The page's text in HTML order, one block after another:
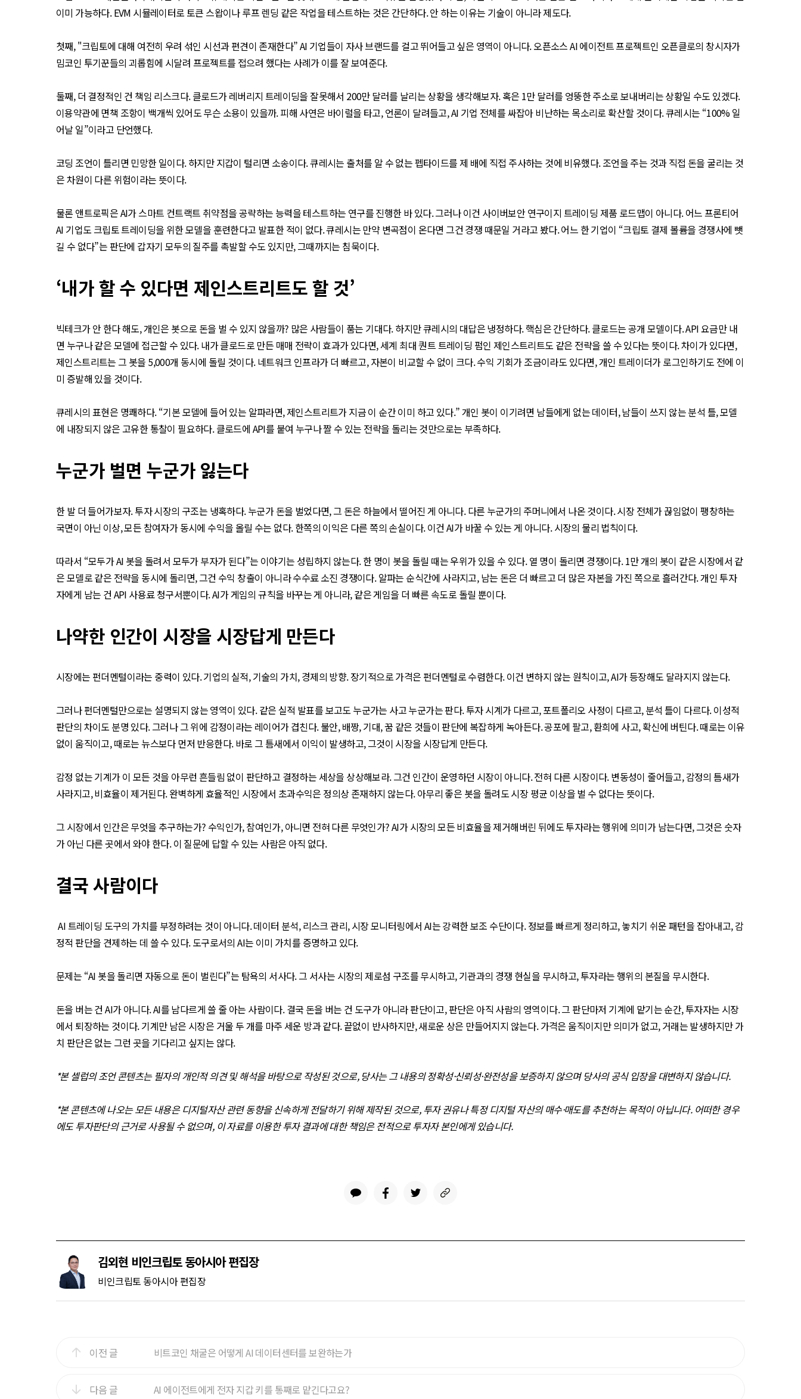
이미 가능하다. EVM 시뮬레이터로 토큰 스왑이나 루프 렌딩 같은 작업을 테스트하는 것은 간단하다. 안 하는 이유는 기술이 아니라 제도다.
첫째, "크립토에 대해 여전히 우려 섞인 시선과 편견이 존재한다” AI 기업들이 자사 브랜드를 걸고 뛰어들고 싶은 영역이 아니다. 오픈소스 AI 에이전트 프로젝트인 오픈클로의 창시자가
밈코인 투기꾼들의 괴롭힘에 시달려 프로젝트를 접으려 했다는 사례가 이를 잘 보여준다.
둘째, 더 결정적인 건 책임 리스크다. 클로드가 레버리지 트레이딩을 잘못해서 200만 달러를 날리는 상황을 생각해보자. 혹은 1만 달러를 엉뚱한 주소로 보내버리는 상황일 수도 있겠다.
이용약관에 면책 조항이 백개씩 있어도 무슨 소용이 있을까. 피해 사연은 바이럴을 타고, 언론이 달려들고, AI 기업 전체를 싸잡아 비난하는 목소리로 확산할 것이다. 큐레시는 “100% 일
어날 일”이라고 단언했다.
코딩 조언이 틀리면 민망한 일이다. 하지만 지갑이 털리면 소송이다. 큐레시는 출처를 알 수 없는 펩타이드를 제 배에 직접 주사하는 것에 비유했다. 조언을 주는 것과 직접 돈을 굴리는 것
은 차원이 다른 위험이라는 뜻이다.
물론 앤트로픽은 AI가 스마트 컨트랙트 취약점을 공략하는 능력을 테스트하는 연구를 진행한 바 있다. 그러나 이건 사이버보안 연구이지 트레이딩 제품 로드맵이 아니다. 어느 프론티어
AI 기업도 크립토 트레이딩을 위한 모델을 훈련한다고 발표한 적이 없다. 큐레시는 만약 변곡점이 온다면 그건 경쟁 때문일 거라고 봤다. 어느 한 기업이 “크립토 결제 볼륨을 경쟁사에 뺏
길 수 없다”는 판단에 갑자기 모두의 질주를 촉발할 수도 있지만, 그때까지는 침묵이다.
‘내가 할 수 있다면 제인스트리트도 할 것’
빅테크가 안 한다 해도, 개인은 봇으로 돈을 벌 수 있지 않을까? 많은 사람들이 품는 기대다. 하지만 큐레시의 대답은 냉정하다. 핵심은 간단하다. 클로드는 공개 모델이다. API 요금만 내
면 누구나 같은 모델에 접근할 수 있다. 내가 클로드로 만든 매매 전략이 효과가 있다면, 세계 최대 퀀트 트레이딩 펌인 제인스트리트도 같은 전략을 쓸 수 있다는 뜻이다. 차이가 있다면,
제인스트리트는 그 봇을 5,000개 동시에 돌릴 것이다. 네트워크 인프라가 더 빠르고, 자본이 비교할 수 없이 크다. 수익 기회가 조금이라도 있다면, 개인 트레이더가 로그인하기도 전에 이
미 증발해 있을 것이다.
큐레시의 표현은 명쾌하다. “기본 모델에 들어 있는 알파라면, 제인스트리트가 지금 이 순간 이미 하고 있다.” 개인 봇이 이기려면 남들에게 없는 데이터, 남들이 쓰지 않는 분석 틀, 모델
에 내장되지 않은 고유한 통찰이 필요하다. 클로드에 API를 붙여 누구나 짤 수 있는 전략을 돌리는 것만으로는 부족하다.
누군가 벌면 누군가 잃는다
한 발 더 들어가보자. 투자 시장의 구조는 냉혹하다. 누군가 돈을 벌었다면, 그 돈은 하늘에서 떨어진 게 아니다. 다른 누군가의 주머니에서 나온 것이다. 시장 전체가 끊임없이 팽창하는
국면이 아닌 이상, 모든 참여자가 동시에 수익을 올릴 수는 없다. 한쪽의 이익은 다른 쪽의 손실이다. 이건 AI가 바꿀 수 있는 게 아니다. 시장의 물리 법칙이다.
따라서 “모두가 AI 봇을 돌려서 모두가 부자가 된다”는 이야기는 성립하지 않는다. 한 명이 봇을 돌릴 때는 우위가 있을 수 있다. 열 명이 돌리면 경쟁이다. 1만 개의 봇이 같은 시장에서 같
은 모델로 같은 전략을 동시에 돌리면, 그건 수익 창출이 아니라 수수료 소진 경쟁이다. 알파는 순식간에 사라지고, 남는 돈은 더 빠르고 더 많은 자본을 가진 쪽으로 흘러간다. 개인 투자
자에게 남는 건 API 사용료 청구서뿐이다. AI가 게임의 규칙을 바꾸는 게 아니라, 같은 게임을 더 빠른 속도로 돌릴 뿐이다.
나약한 인간이 시장을 시장답게 만든다
시장에는 펀더멘털이라는 중력이 있다. 기업의 실적, 기술의 가치, 경제의 방향. 장기적으로 가격은 펀더멘털로 수렴한다. 이건 변하지 않는 원칙이고, AI가 등장해도 달라지지 않는다.
그러나 펀더멘털만으로는 설명되지 않는 영역이 있다. 같은 실적 발표를 보고도 누군가는 사고 누군가는 판다. 투자 시계가 다르고, 포트폴리오 사정이 다르고, 분석 틀이 다르다. 이성적
판단의 차이도 분명 있다. 그러나 그 위에 감정이라는 레이어가 겹친다. 불안, 배짱, 기대, 꿈 같은 것들이 판단에 복잡하게 녹아든다. 공포에 팔고, 환희에 사고, 확신에 버틴다. 때로는 이유
없이 움직이고, 때로는 뉴스보다 먼저 반응한다. 바로 그 틈새에서 이익이 발생하고, 그것이 시장을 시장답게 만든다.
감정 없는 기계가 이 모든 것을 아무런 흔들림 없이 판단하고 결정하는 세상을 상상해보라. 그건 인간이 운영하던 시장이 아니다. 전혀 다른 시장이다. 변동성이 줄어들고, 감정의 틈새가
사라지고, 비효율이 제거된다. 완벽하게 효율적인 시장에서 초과수익은 정의상 존재하지 않는다. 아무리 좋은 봇을 돌려도 시장 평균 이상을 벌 수 없다는 뜻이다.
그 시장에서 인간은 무엇을 추구하는가? 수익인가, 참여인가, 아니면 전혀 다른 무엇인가? AI가 시장의 모든 비효율을 제거해버린 뒤에도 투자라는 행위에 의미가 남는다면, 그것은 숫자
가 아닌 다른 곳에서 와야 한다. 이 질문에 답할 수 있는 사람은 아직 없다.
결국 사람이다
AI 트레이딩 도구의 가치를 부정하려는 것이 아니다. 데이터 분석, 리스크 관리, 시장 모니터링에서 AI는 강력한 보조 수단이다. 정보를 빠르게 정리하고, 놓치기 쉬운 패턴을 잡아내고, 감
정적 판단을 견제하는 데 쓸 수 있다. 도구로서의 AI는 이미 가치를 증명하고 있다.
문제는 “AI 봇을 돌리면 자동으로 돈이 벌린다”는 탐욕의 서사다. 그 서사는 시장의 제로섬 구조를 무시하고, 기관과의 경쟁 현실을 무시하고, 투자라는 행위의 본질을 무시한다.
돈을 버는 건 AI가 아니다. AI를 남다르게 쓸 줄 아는 사람이다. 결국 돈을 버는 건 도구가 아니라 판단이고, 판단은 아직 사람의 영역이다. 그 판단마저 기계에 맡기는 순간, 투자자는 시장
에서 퇴장하는 것이다. 기계만 남은 시장은 거울 두 개를 마주 세운 방과 같다. 끝없이 반사하지만, 새로운 상은 만들어지지 않는다. 가격은 움직이지만 의미가 없고, 거래는 발생하지만 가
치 판단은 없는 그런 곳을 기다리고 싶지는 않다.
*본 셀럽의 조언 콘텐츠는 필자의 개인적 의견 및 해석을 바탕으로 작성된 것으로, 당사는 그 내용의 정확성·신뢰성·완전성을 보증하지 않으며 당사의 공식 입장을 대변하지 않습니다.
*본 콘텐츠에 나오는 모든 내용은 디지털자산 관련 동향을 신속하게 전달하기 위해 제작된 것으로, 투자 권유나 특정 디지털 자산의 매수·매도를 추천하는 목적이 아닙니다. 어떠한 경우
에도 투자판단의 근거로 사용될 수 없으며, 이 자료를 이용한 투자 결과에 대한 책임은 전적으로 투자자 본인에게 있습니다.
김외현 비인크립토 동아시아 편집장
비인크립토 동아시아 편집장
이전 글 비트코인 채굴은 어떻게 AI 데이터센터를 보완하는가
다음 글 AI 에이전트에게 전자 지갑 키를 통째로 맡긴다고요?